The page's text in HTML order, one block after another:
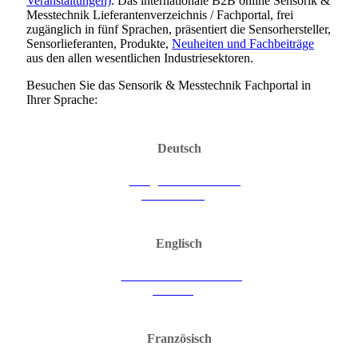
Messtechnik Lieferantenverzeichnis / Fachportal, frei
zugänglich in fünf Sprachen, präsentiert die Sensorhersteller,
Sensorlieferanten, Produkte, Neuheiten und Fachbeiträge
aus den allen wesentlichen Industriesektoren.
Besuchen Sie das Sensorik & Messtechnik Fachportal in
Ihrer Sprache:
Deutsch
Englisch
Französisch